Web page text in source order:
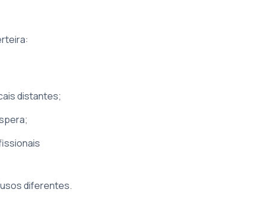
distantes;
diferentes.